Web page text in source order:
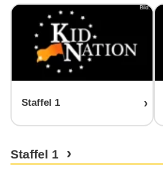
Bild:
Staffel 1
Staffel 1